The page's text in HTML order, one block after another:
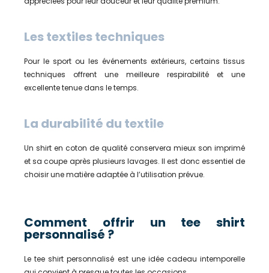
Les textiles techniques
Pour le sport ou les événements extérieurs, certains tissus
techniques offrent une meilleure respirabilité et une
excellente tenue dans le temps.
La durabilité du textile
Un shirt en coton de qualité conservera mieux son imprimé
et sa coupe après plusieurs lavages. Il est donc essentiel de
choisir une matière adaptée à l’utilisation prévue.
Comment offrir un tee shirt
personnalisé ?
Le tee shirt personnalisé est une idée cadeau intemporelle